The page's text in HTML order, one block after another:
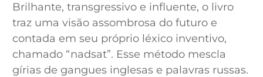
Brilhante, transgressivo e influente, o livro
traz uma visão assombrosa do futuro e
contada em seu próprio léxico inventivo,
chamado “nadsat”. Esse método mescla
gírias de gangues inglesas e palavras russas.